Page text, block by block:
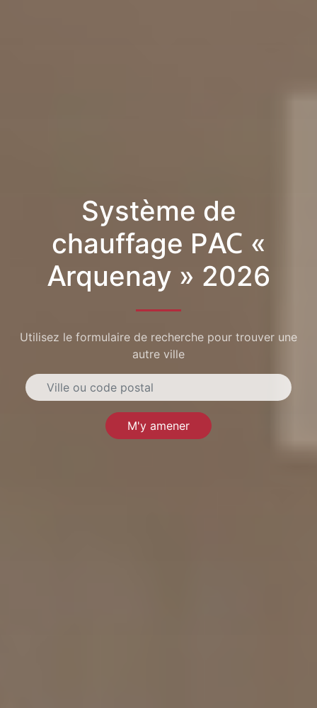
Système de
chauffage PAC «
Arquenay » 2026
Utilisez le formulaire de recherche pour trouver une
autre ville
M'y amener